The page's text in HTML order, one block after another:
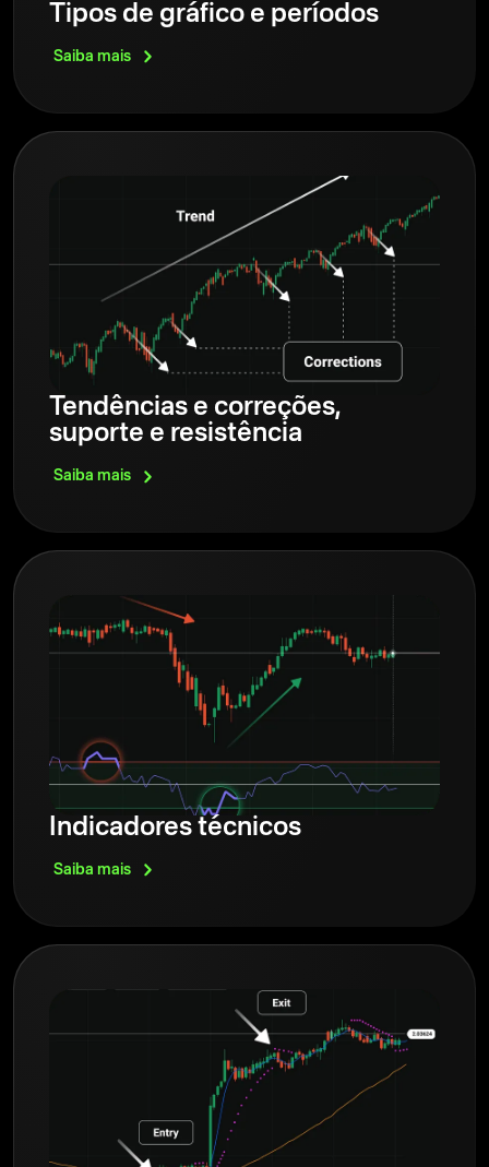
Tipos de gráfico e períodos
Saiba mais
Tendências e correções,
suporte e resistência
Saiba mais
Indicadores técnicos
Saiba mais